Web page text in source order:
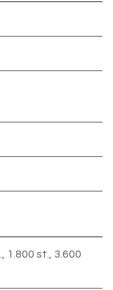
1.800 st.
3.600